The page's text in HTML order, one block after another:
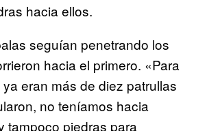
hacia ellos.
seguían penetrando los
hacia el primero. «Para
eran más de diez patrullas
no teníamos hacia
tampoco piedras para